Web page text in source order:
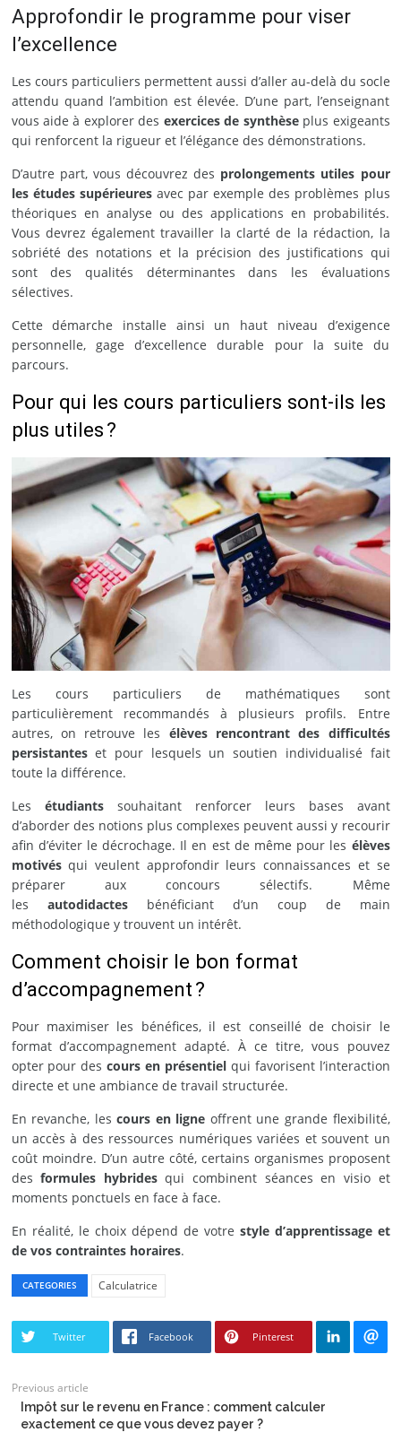
Approfondir le programme pour viser
l’excellence
Les cours particuliers permettent aussi d’aller au-delà du socle
attendu quand l’ambition est élevée. D’une part, l’enseignant
vous aide à explorer des exercices de synthèseplus exigeants
qui renforcent la rigueur et l’élégance des démonstrations.
D’autre part, vous découvrez des prolongements utiles pour
les études supérieuresavec par exemple des problèmes plus
théoriques en analyse ou des applications en probabilités.
Vous devrez également travailler la clarté de la rédaction, la
sobriété des notations et la précision des justifications qui
sont des qualités déterminantes dans les évaluations
sélectives.
Cette démarche installe ainsi un haut niveau d’exigence
personnelle, gage d’excellence durable pour la suite du
parcours.
Pour qui les cours particuliers sont-ils les
plus utiles ?
Les cours particuliers de mathématiques sont
particulièrement recommandés à plusieurs profils. Entre
autres, on retrouve les élèves rencontrant des difficultés
persistanteset pour lesquels un soutien individualisé fait
toute la différence.
Les étudiantssouhaitant renforcer leurs bases avant
d’aborder des notions plus complexes peuvent aussi y recourir
afin d’éviter le décrochage. Il en est de même pour les élèves
motivésqui veulent approfondir leurs connaissances et se
préparer aux concours sélectifs. Même
les autodidactesbénéficiant d’un coup de main
méthodologique y trouvent un intérêt.
Comment choisir le bon format
d’accompagnement ?
Pour maximiser les bénéfices, il est conseillé de choisir le
format d’accompagnement adapté. À ce titre, vous pouvez
opter pour descours en présentielqui favorisent l’interaction
directe et une ambiance de travail structurée.
En revanche, lescours en ligne offrent une grande flexibilité,
un accès à des ressources numériques variées et souvent un
coût moindre. D’un autre côté, certains organismes proposent
desformules hybridesqui combinent séances en visio et
moments ponctuels en face à face.
En réalité, le choix dépend de votre style d’apprentissage et
de vos contraintes horaires.
CATEGORIES Calculatrice
Twitter Facebook Pinterest
Previous article
Impôt sur le revenu en France : comment calculer
exactement ce que vous devez payer ?